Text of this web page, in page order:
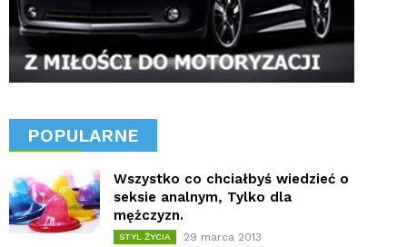
POPULARNE
Wszystko co chciałbyś wiedzieć o
seksie analnym, Tylko dla
mężczyzn.
STYL ŻYCIA 29 marca 2013